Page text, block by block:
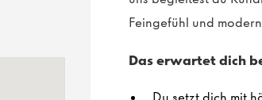
Feingefühl und
Das erwartet dich
Du setzt dich mit